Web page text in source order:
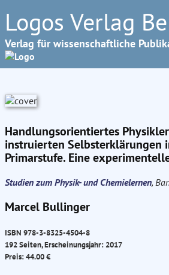
Logos Verlag
Verlag für wissenschaftliche
Handlungsorientiertes
instruierten Selbsterklärungen
Primarstufe. Eine
Studien zum Physik- und Chemielernen,
Marcel Bullinger
ISBN 978-3-8325-4504-8
192 Seiten, Erscheinungsjahr: 2017
Preis: 44.00 €